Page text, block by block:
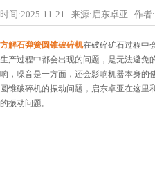
时间:2025-11-21 来源:启东卓亚 作者
方解石弹簧圆锥破碎机在破碎矿石过程中
生产过程中都会出现的问题，是无法避免
响，噪音是一方面，还会影响机器本身的
圆锥破碎机的振动问题，启东卓亚在这里
的振动问题。